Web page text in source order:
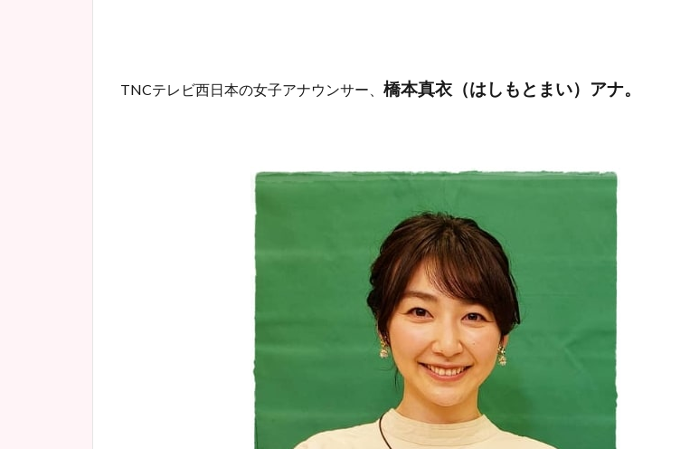
TNCテレビ西日本の女子アナウンサー、 橋本真衣（はしもとまい）アナ。